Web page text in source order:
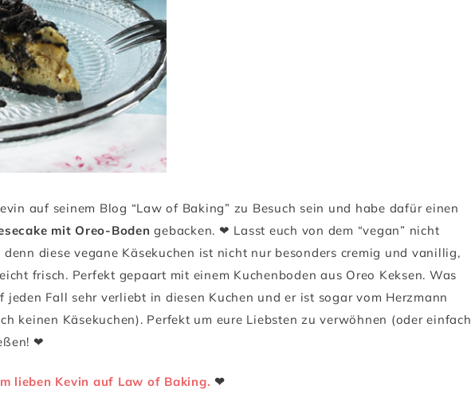
auf seinem Blog “Law of Baking” zu Besuch sein und habe dafür einen
mit Oreo-Boden gebacken. ❤ Lasst euch von dem “vegan” nicht
diese vegane Käsekuchen ist nicht nur besonders cremig und vanillig,
frisch. Perfekt gepaart mit einem Kuchenboden aus Oreo Keksen. Was
Fall sehr verliebt in diesen Kuchen und er ist sogar vom Herzmann
keinen Käsekuchen). Perfekt um eure Liebsten zu verwöhnen (oder einfach
❤
lieben Kevin auf Law of Baking. ❤